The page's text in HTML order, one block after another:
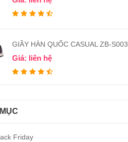
GIẦY HÀN QUỐC CASUAL ZB-S003
Giá: liên hệ
Friday